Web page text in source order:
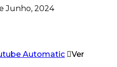
Junho, 2024
Ver